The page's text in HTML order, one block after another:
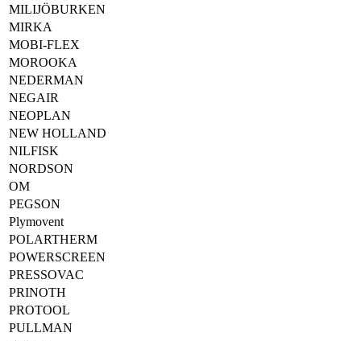
MILIJÖBURKEN
MIRKA
MOBI-FLEX
MOROOKA
NEDERMAN
NEGAIR
NEOPLAN
NEW HOLLAND
NILFISK
NORDSON
OM
PEGSON
Plymovent
POLARTHERM
POWERSCREEN
PRESSOVAC
PRINOTH
PROTOOL
PULLMAN